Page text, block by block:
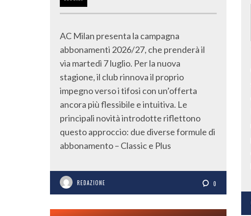
AC Milan presenta la campagna
abbonamenti 2026/27, che prenderà il
via martedì 7 luglio. Per la nuova
stagione, il club rinnova il proprio
impegno verso i tifosi con un’offerta
ancora più flessibile e intuitiva. Le
principali novità introdotte riflettono
questo approccio: due diverse formule di
abbonamento – Classic e Plus
REDAZIONE 0